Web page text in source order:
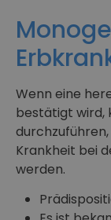
Wenn eine
bestätigt wird,
Krankheit bei
werden.